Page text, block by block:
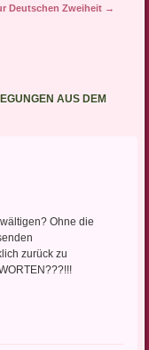
Deutschen Zweiheit →
AUS DEM
Ohne die
zurück zu